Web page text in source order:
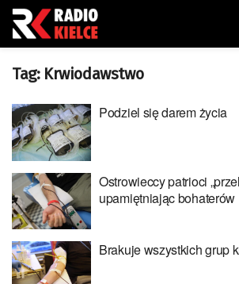
Tag: Krwiodawstwo
Podziel się darem życia
Ostrowieccy patrioci
upamiętniając bohaterów
Brakuje wszystkich grup